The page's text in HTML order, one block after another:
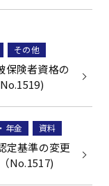
その他
保険者資格の
年金 資料
定基準の変更
No.1517)